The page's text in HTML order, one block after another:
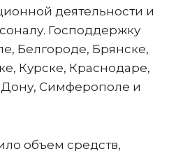
деятельности и
Господдержку
Белгороде, Брянске,
Курске, Краснодаре,
Симферополе и
объем средств,